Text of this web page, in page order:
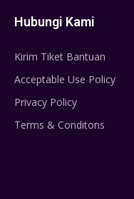
Hubungi Kami
Kirim Tiket Bantuan
Acceptable Use Policy
Privacy Policy
Terms & Conditons